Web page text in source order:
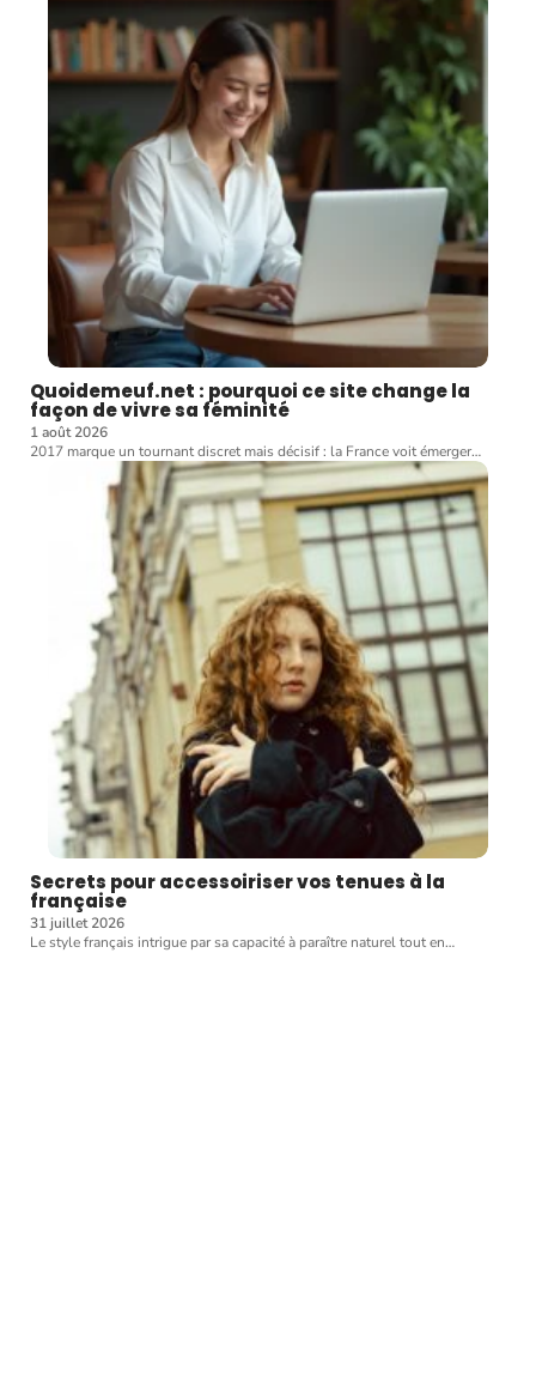
Quoidemeuf.net : pourquoi ce site change la
façon de vivre sa féminité
1 août 2026
2017 marque un tournant discret mais décisif : la France voit émerger…
Secrets pour accessoiriser vos tenues à la
française
31 juillet 2026
Le style français intrigue par sa capacité à paraître naturel tout en…